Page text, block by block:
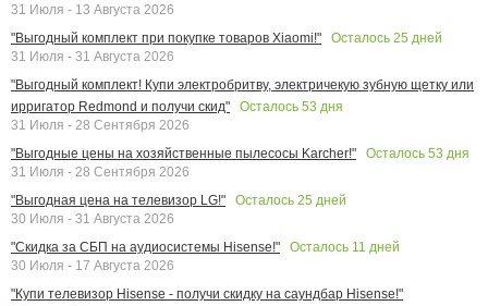
31 Июля - 13 Августа 2026
"Выгодный комплект при покупке товаров Xiaomi!"
Осталось 25 дней
31 Июля - 31 Августа 2026
"Выгодный комплект! Купи электробритву, электричекую зубную щетку или
ирригатор Redmond и получи скид"
Осталось 53 дня
31 Июля - 28 Сентября 2026
"Выгодные цены на хозяйственные пылесосы Karcher!"
Осталось 53 дня
31 Июля - 28 Сентября 2026
"Выгодная цена на телевизор LG!"
Осталось 25 дней
30 Июля - 31 Августа 2026
"Скидка за СБП на аудиосистемы Hisense!"
Осталось 11 дней
30 Июля - 17 Августа 2026
"Купи телевизор Hisense - получи скидку на саундбар Hisense!"